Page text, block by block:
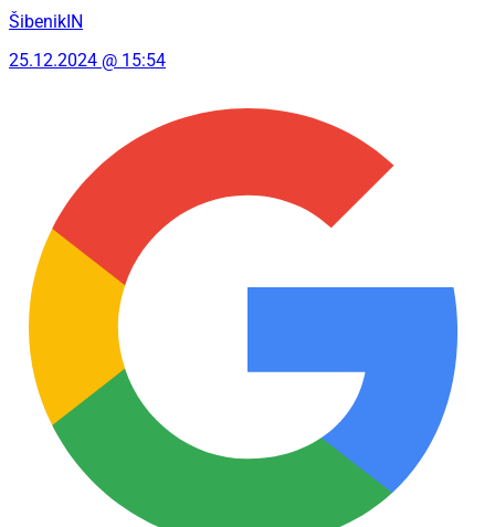
ŠibenikIN
25.12.2024 @ 15:54